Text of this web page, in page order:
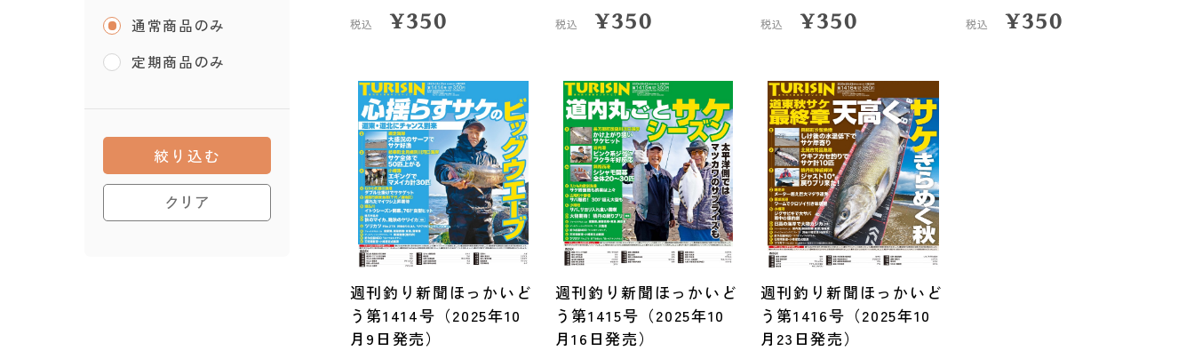
通常商品のみ
定期商品のみ
クリア
絞り込む
税込 ¥350 税込 ¥350 税込 ¥350 税込 ¥350
週刊釣り新聞ほっかいど
う第1414号（2025年10
月9日発売）
週刊釣り新聞ほっかいど
う第1415号（2025年10
月16日発売）
週刊釣り新聞ほっかいど
う第1416号（2025年10
月23日発売）